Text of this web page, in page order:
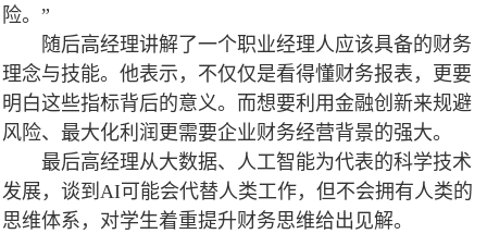
险。”
随后高经理讲解了一个职业经理人应该具备的财务
理念与技能。他表示，不仅仅是看得懂财务报表，更要
明白这些指标背后的意义。而想要利用金融创新来规避
风险、最大化利润更需要企业财务经营背景的强大。
最后高经理从大数据、人工智能为代表的科学技术
发展，谈到AI可能会代替人类工作，但不会拥有人类的
思维体系，对学生着重提升财务思维给出见解。